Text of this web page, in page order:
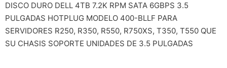
DISCO DURO DELL 4TB 7.2K RPM SATA 6GBPS 3.5
PULGADAS HOTPLUG MODELO 400-BLLF PARA
SERVIDORES R250, R350, R550, R750XS, T350, T550 QUE
SU CHASIS SOPORTE UNIDADES DE 3.5 PULGADAS